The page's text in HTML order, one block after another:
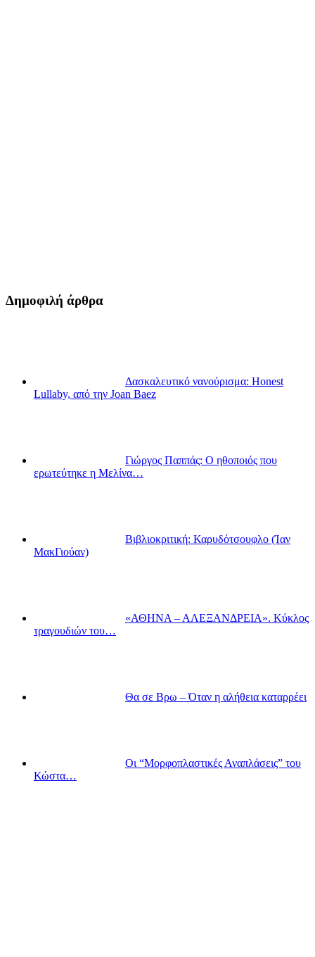
Δημοφιλή άρθρα
Δασκαλευτικό νανούρισμα: Honest
Lullaby, από την Joan Baez
Γιώργος Παππάς: Ο ηθοποιός που
ερωτεύτηκε η Μελίνα…
Βιβλιοκριτική: Καρυδότσουφλο (Ίαν
ΜακΓιούαν)
«ΑΘΗΝΑ – ΑΛΕΞΑΝΔΡΕΙΑ». Κύκλος
τραγουδιών του…
Θα σε Βρω – Όταν η αλήθεια καταρρέει
Οι “Μορφοπλαστικές Αναπλάσεις” του
Κώστα…